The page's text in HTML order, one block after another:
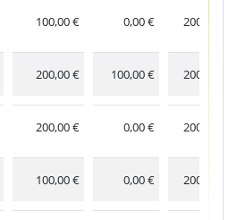
100,00 € 0,00 € 200,00 €
200,00 € 100,00 € 200,00 €
200,00 € 0,00 € 200,00 €
100,00 € 0,00 € 200,00 €